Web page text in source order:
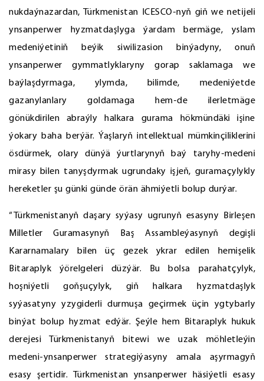
nukdaýnazardan, Türkmenistan ICESCO-nyň giň we netijeli
ynsanperwer hyzmatdaşlyga ýardam bermäge, yslam
medeniýetiniň beýik siwilizasion binýadyny, onuň
ynsanperwer gymmatlyklaryny gorap saklamaga we
baýlaşdyrmaga, ylymda, bilimde, medeniýetde
gazanylanlary goldamaga hem-de ilerletmäge
gönükdirilen abraýly halkara gurama hökmündäki işine
ýokary baha berýär. Ýaşlaryň intellektual mümkinçiliklerini
ösdürmek, olary dünýä ýurtlarynyň baý taryhy-medeni
mirasy bilen tanyşdyrmak ugrundaky işjeň, guramaçylykly
hereketler şu günki günde örän ähmiýetli bolup durýar.
“Türkmenistanyň daşary syýasy ugrunyň esasyny Birleşen
Milletler Guramasynyň Baş Assambleýasynyň degişli
Kararnamalary bilen üç gezek ykrar edilen hemişelik
Bitaraplyk ýörelgeleri düzýär. Bu bolsa parahatçylyk,
hoşniýetli goňşuçylyk, giň halkara hyzmatdaşlyk
syýasatyny yzygiderli durmuşa geçirmek üçin ygtybarly
binýat bolup hyzmat edýär. Şeýle hem Bitaraplyk hukuk
derejesi Türkmenistanyň bitewi we uzak möhletleýin
medeni-ynsanperwer strategiýasyny amala aşyrmagyň
esasy şertidir. Türkmenistan ynsanperwer häsiýetli esasy